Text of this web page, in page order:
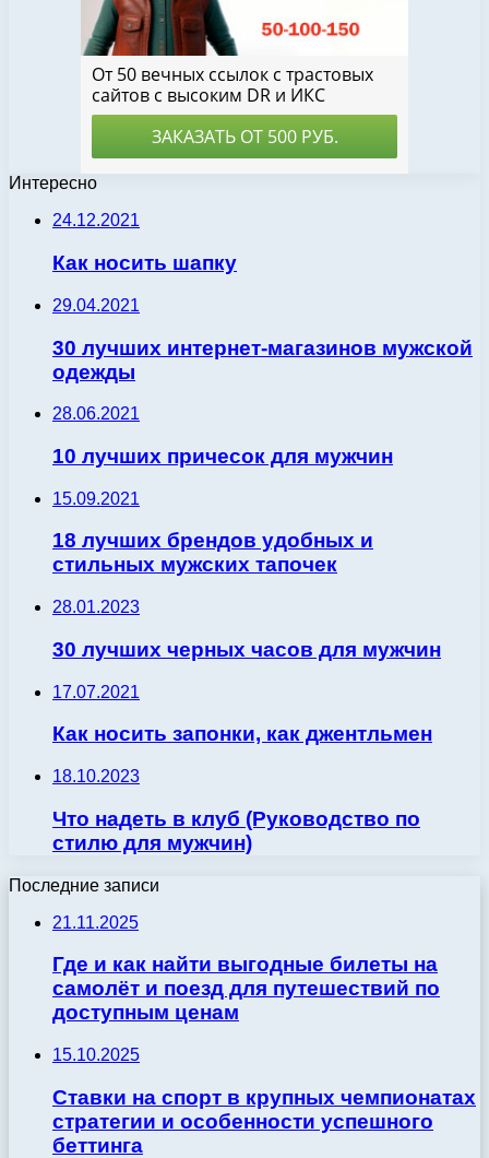
Интересно
24.12.2021
Как носить шапку
29.04.2021
30 лучших интернет-магазинов мужской
одежды
28.06.2021
10 лучших причесок для мужчин
15.09.2021
18 лучших брендов удобных и
стильных мужских тапочек
28.01.2023
30 лучших черных часов для мужчин
17.07.2021
Как носить запонки, как джентльмен
18.10.2023
Что надеть в клуб (Руководство по
стилю для мужчин)
Последние записи
21.11.2025
Где и как найти выгодные билеты на
самолёт и поезд для путешествий по
доступным ценам
15.10.2025
Ставки на спорт в крупных чемпионатах
стратегии и особенности успешного
беттинга